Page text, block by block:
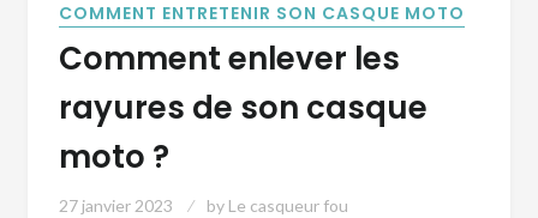
COMMENT ENTRETENIR SON CASQUE MOTO
Comment enlever les
rayures de son casque
moto ?
27 janvier 2023 by Le casqueur fou